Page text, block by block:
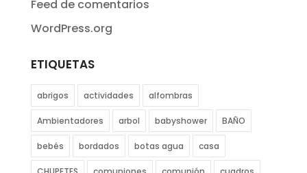
Feed de comentarios
WordPress.org
ETIQUETAS
abrigos actividades alfombras
Ambientadores arbol babyshower BAÑO
bebés bordados botas agua casa